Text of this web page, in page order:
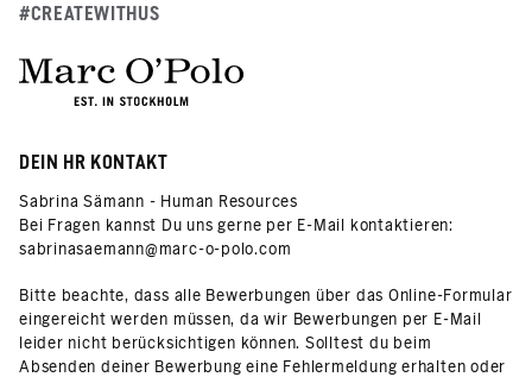
#CREATEWITHUS
DEIN HR KONTAKT
Sabrina Sämann - Human Resources
Bei Fragen kannst Du uns gerne per E-Mail kontaktieren:
sabrinasaemann@marc-o-polo.com
Bitte beachte, dass alle Bewerbungen über das Online-Formular
eingereicht werden müssen, da wir Bewerbungen per E-Mail
leider nicht berücksichtigen können. Solltest du beim
Absenden deiner Bewerbung eine Fehlermeldung erhalten oder